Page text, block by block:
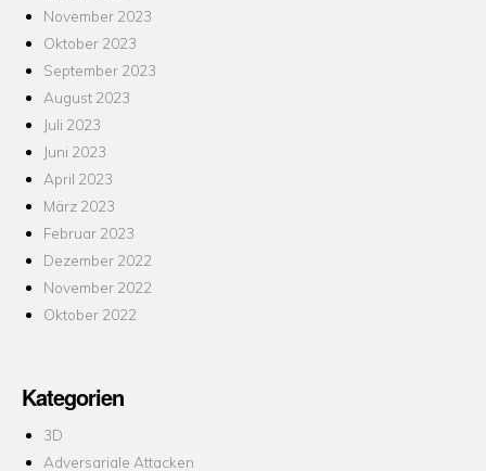
November 2023
Oktober 2023
September 2023
August 2023
Juli 2023
Juni 2023
April 2023
März 2023
Februar 2023
Dezember 2022
November 2022
Oktober 2022
Kategorien
3D
Adversariale Attacken